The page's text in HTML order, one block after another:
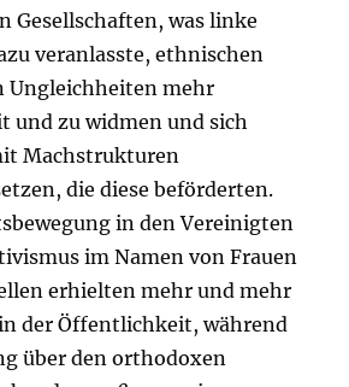
Gesellschaften, was linke
veranlasste, ethnischen
Ungleichheiten mehr
und zu widmen und sich
Machstrukturen
die diese beförderten.
in den Vereinigten
im Namen von Frauen
erhielten mehr und mehr
der Öffentlichkeit, während
über den orthodoxen